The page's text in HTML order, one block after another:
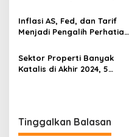
Prospeknya
Inflasi AS, Fed, dan Tarif
Menjadi Pengalih Perhatian
Keuangan
Sektor Properti Banyak
Katalis di Akhir 2024, 5
Tinggalkan Balasan